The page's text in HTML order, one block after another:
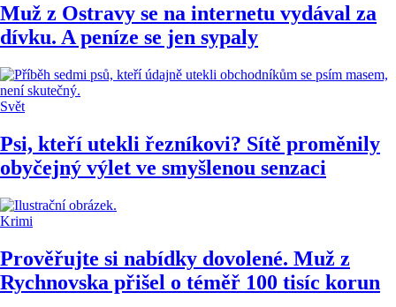
Muž z Ostravy se na internetu vydával za
dívku. A peníze se jen sypaly
Svět
Psi, kteří utekli řezníkovi? Sítě proměnily
obyčejný výlet ve smyšlenou senzaci
Krimi
Prověřujte si nabídky dovolené. Muž z
Rychnovska přišel o téměř 100 tisíc korun